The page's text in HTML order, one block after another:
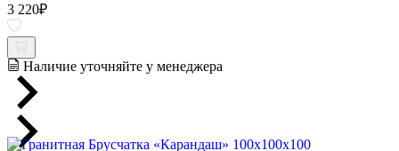
3 220₽
Наличие уточняйте у менеджера